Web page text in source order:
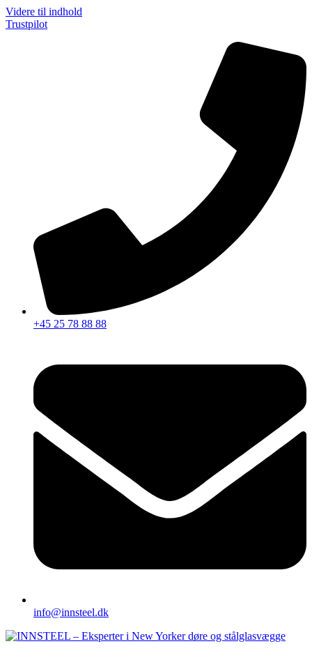
Videre til indhold
Trustpilot
+45 25 78 88 88
info@innsteel.dk